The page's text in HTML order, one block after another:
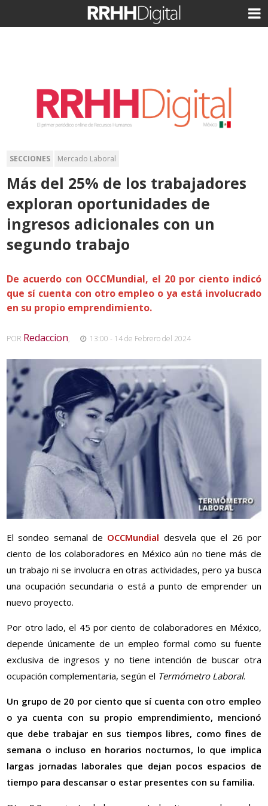
SECCIONES Mercado Laboral
Más del 25% de los trabajadores
exploran oportunidades de
ingresos adicionales con un
segundo trabajo
De acuerdo con OCCMundial, el 20 por ciento indicó
que sí cuenta con otro empleo o ya está involucrado
en su propio emprendimiento.
POR Redaccion, 13:00 - 14 de Febrero del 2024
El sondeo semanal de OCCMundial desvela que el 26 por
ciento de los colaboradores en México aún no tiene más de
un trabajo ni se involucra en otras actividades, pero ya busca
una ocupación secundaria o está a punto de emprender un
nuevo proyecto.
Por otro lado, el 45 por ciento de colaboradores en México,
depende únicamente de un empleo formal como su fuente
exclusiva de ingresos y no tiene intención de buscar otra
ocupación complementaria, según el Termómetro Laboral.
Un grupo de 20 por ciento que sí cuenta con otro empleo
o ya cuenta con su propio emprendimiento, mencionó
que debe trabajar en sus tiempos libres, como fines de
semana o incluso en horarios nocturnos, lo que implica
largas jornadas laborales que dejan pocos espacios de
tiempo para descansar o estar presentes con su familia.